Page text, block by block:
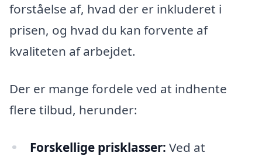
forståelse af, hvad der er inkluderet i
prisen, og hvad du kan forvente af
kvaliteten af arbejdet.
Der er mange fordele ved at indhente
flere tilbud, herunder:
Forskellige prisklasser: Ved at